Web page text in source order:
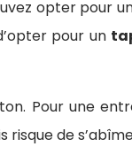
opter pour
pour un
Pour une
risque de